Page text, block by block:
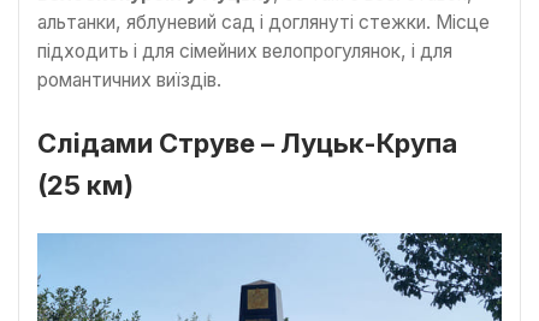
альтанки, яблуневий сад і доглянуті стежки. Місце
підходить і для сімейних велопрогулянок, і для
романтичних виїздів.
Слідами Струве – Луцьк-Крупа
(25 км)